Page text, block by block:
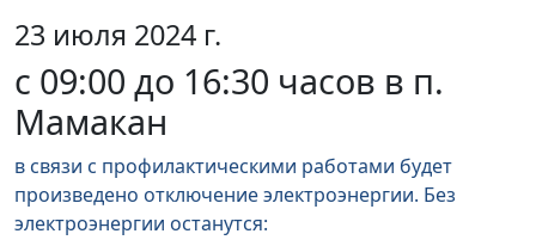
23 июля 2024 г.
с 09:00 до 16:30 часов в п.
Мамакан
в связи с профилактическими работами будет
произведено отключение электроэнергии. Без
электроэнергии останутся: